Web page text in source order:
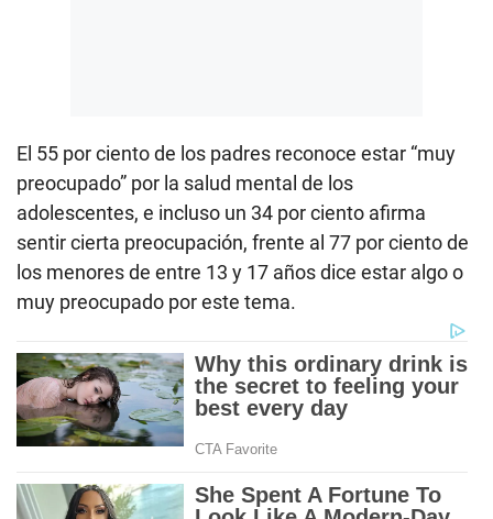
El 55 por ciento de los padres reconoce estar “muy
preocupado” por la salud mental de los
adolescentes, e incluso un 34 por ciento afirma
sentir cierta preocupación, frente al 77 por ciento de
los menores de entre 13 y 17 años dice estar algo o
muy preocupado por este tema.